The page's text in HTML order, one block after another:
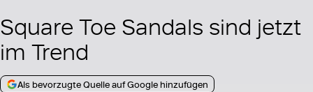
Square Toe Sandals sind jetzt
im Trend
Als bevorzugte Quelle auf Google hinzufügen